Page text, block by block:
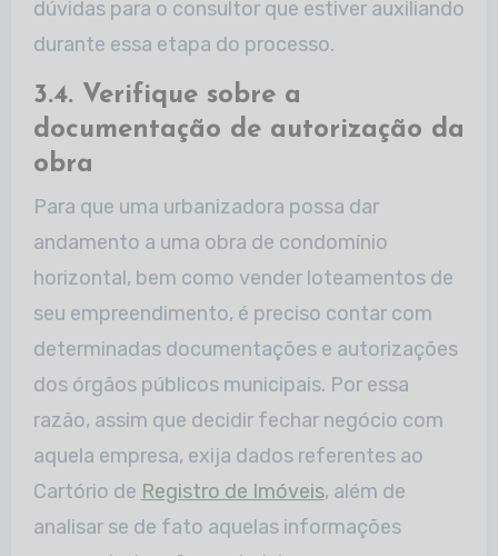
dúvidas para o consultor que estiver auxiliando
durante essa etapa do processo.
3.4. Verifique sobre a
documentação de autorização da
obra
Para que uma urbanizadora possa dar
andamento a uma obra de condomínio
horizontal, bem como vender loteamentos de
seu empreendimento, é preciso contar com
determinadas documentações e autorizações
dos órgãos públicos municipais. Por essa
razão, assim que decidir fechar negócio com
aquela empresa, exija dados referentes ao
Cartório de Registro de Imóveis, além de
analisar se de fato aquelas informações